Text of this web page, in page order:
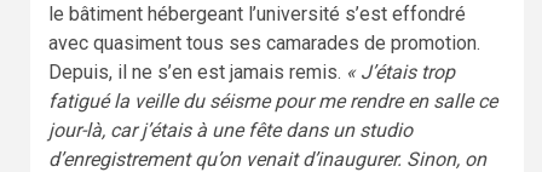
le bâtiment hébergeant l’université s’est effondré
avec quasiment tous ses camarades de promotion.
Depuis, il ne s’en est jamais remis. « J’étais trop
fatigué la veille du séisme pour me rendre en salle ce
jour-là, car j’étais à une fête dans un studio
d’enregistrement qu’on venait d’inaugurer. Sinon, on